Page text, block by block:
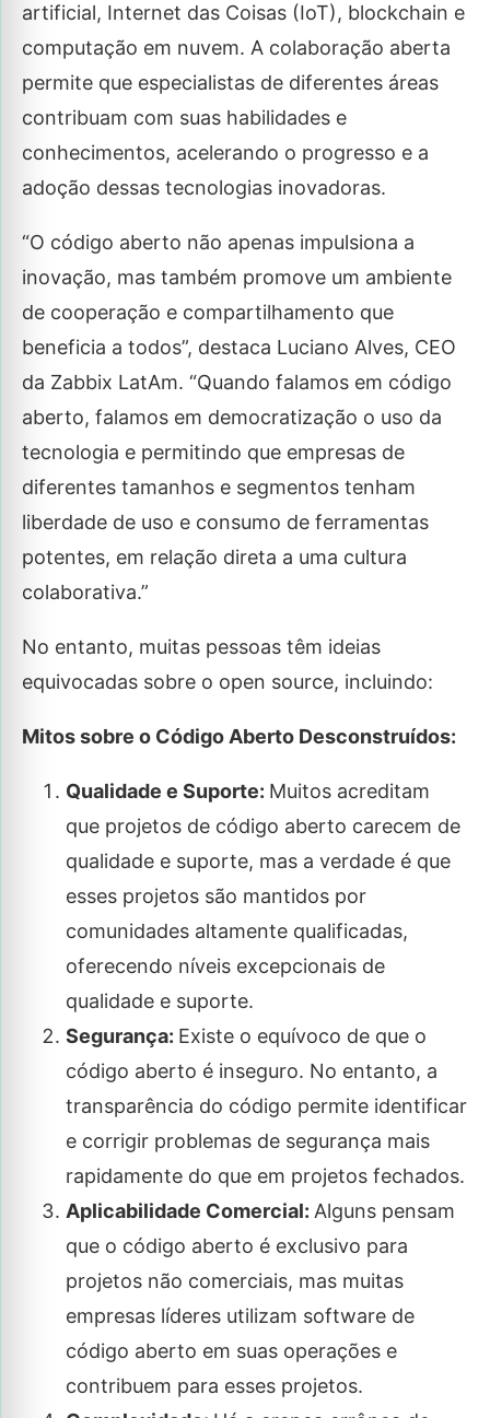
artificial, Internet das Coisas (IoT), blockchain e
computação em nuvem. A colaboração aberta
permite que especialistas de diferentes áreas
contribuam com suas habilidades e
conhecimentos, acelerando o progresso e a
adoção dessas tecnologias inovadoras.
“O código aberto não apenas impulsiona a
inovação, mas também promove um ambiente
de cooperação e compartilhamento que
beneficia a todos”, destaca Luciano Alves, CEO
da Zabbix LatAm. “Quando falamos em código
aberto, falamos em democratização o uso da
tecnologia e permitindo que empresas de
diferentes tamanhos e segmentos tenham
liberdade de uso e consumo de ferramentas
potentes, em relação direta a uma cultura
colaborativa.”
No entanto, muitas pessoas têm ideias
equivocadas sobre o open source, incluindo:
Mitos sobre o Código Aberto Desconstruídos:
Qualidade e Suporte: Muitos acreditam
que projetos de código aberto carecem de
qualidade e suporte, mas a verdade é que
esses projetos são mantidos por
comunidades altamente qualificadas,
oferecendo níveis excepcionais de
qualidade e suporte.
Segurança: Existe o equívoco de que o
código aberto é inseguro. No entanto, a
transparência do código permite identificar
e corrigir problemas de segurança mais
rapidamente do que em projetos fechados.
Aplicabilidade Comercial: Alguns pensam
que o código aberto é exclusivo para
projetos não comerciais, mas muitas
empresas líderes utilizam software de
código aberto em suas operações e
contribuem para esses projetos.